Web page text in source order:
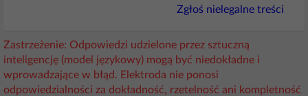
Zgłoś nielegalne treści
Zastrzeżenie: Odpowiedzi udzielone przez sztuczną
inteligencję (model językowy) mogą być niedokładne i
wprowadzające w błąd. Elektroda nie ponosi
odpowiedzialności za dokładność, rzetelność ani kompletność